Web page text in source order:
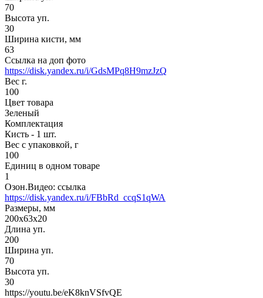
70
Высота уп.
30
Ширина кисти, мм
63
Ссылка на доп фото
https://disk.yandex.ru/i/GdsMPq8H9mzJzQ
Вес г.
100
Цвет товара
Зеленый
Комплектация
Кисть - 1 шт.
Вес с упаковкой, г
100
Единиц в одном товаре
1
Озон.Видео: ссылка
https://disk.yandex.ru/i/FBbRd_ccqS1qWA
Размеры, мм
200x63x20
Длина уп.
200
Ширина уп.
70
Высота уп.
30
https://youtu.be/eK8knVSfvQE